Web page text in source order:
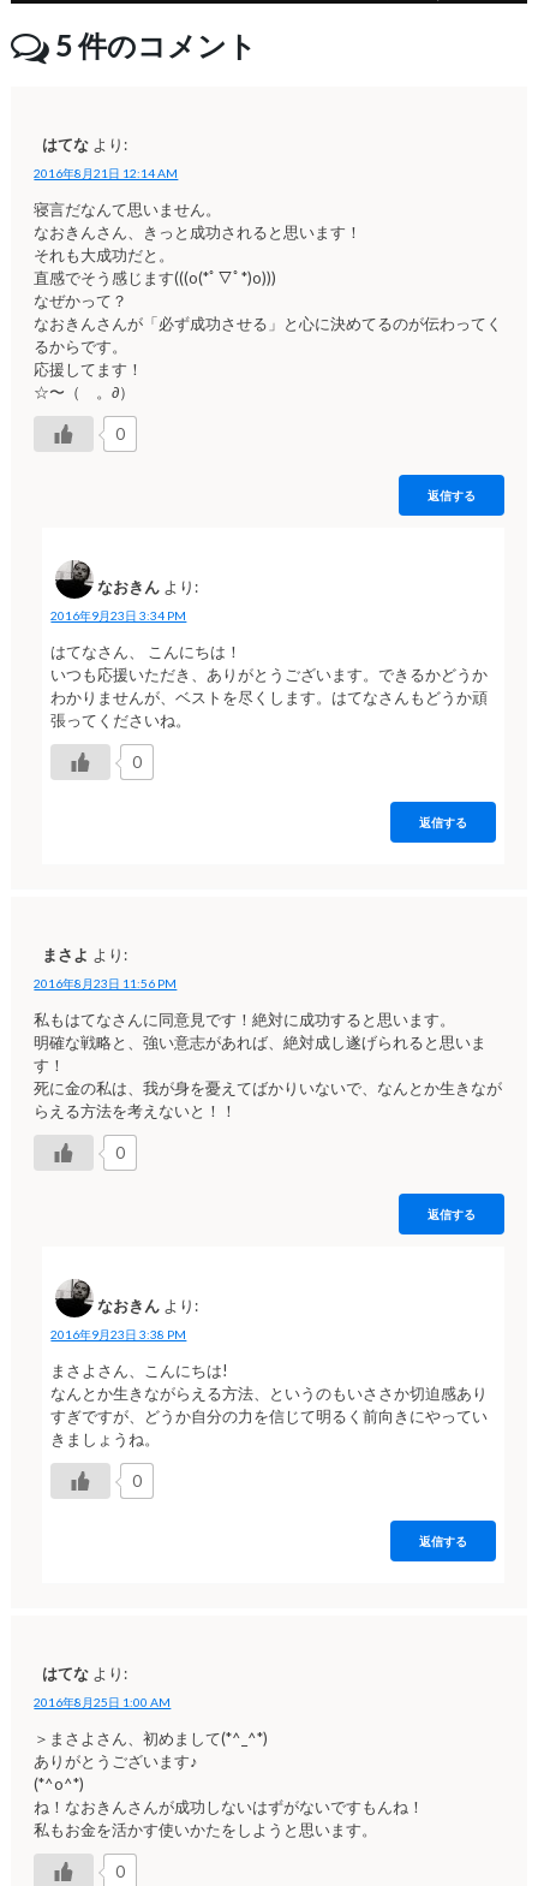
5件のコメント
はてな より:
2016年8月21日 12:14 AM
寝言だなんて思いません。
なおきんさん、きっと成功されると思います！
それも大成功だと。
直感でそう感じます(((o(*ﾟ▽ﾟ*)o)))
なぜかって？
なおきんさんが「必ず成功させる」と心に決めてるのが伝わってく
るからです。
応援してます！
☆〜（ゝ。∂）
0
返信する
なおきん より:
2016年9月23日 3:34 PM
はてなさん、 こんにちは！
いつも応援いただき、ありがとうございます。できるかどうか
わかりませんが、ベストを尽くします。はてなさんもどうか頑
張ってくださいね。
0
返信する
まさよ より:
2016年8月23日 11:56 PM
私もはてなさんに同意見です！絶対に成功すると思います。
明確な戦略と、強い意志があれば、絶対成し遂げられると思いま
す！
死に金の私は、我が身を憂えてばかりいないで、なんとか生きなが
らえる方法を考えないと！！
0
返信する
なおきん より:
2016年9月23日 3:38 PM
まさよさん、こんにちは!
なんとか生きながらえる方法、というのもいささか切迫感あり
すぎですが、どうか自分の力を信じて明るく前向きにやってい
きましょうね。
0
返信する
はてな より:
2016年8月25日 1:00 AM
＞まさよさん、初めまして(*^_^*)
ありがとうございます♪
(*^o^*)
ね！なおきんさんが成功しないはずがないですもんね！
私もお金を活かす使いかたをしようと思います。
0